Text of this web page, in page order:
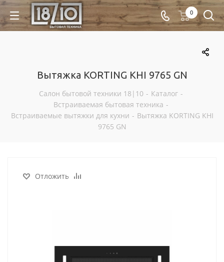
0
Вытяжка KORTING KHI 9765 GN
Салон бытовой техники 18|10 - Каталог -
Встраиваемая бытовая техника -
Встраиваемые вытяжки для кухни - Вытяжка KORTING KHI
9765 GN
Отложить